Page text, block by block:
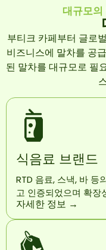
대규모
부티크 카페부터 글로
비즈니스에 말차를 공
된 말차를 대규모로 필
식음료 브랜드
RTD 음료, 스낵, 바 등
고 인증되었으며 확장
자세한 정보 →